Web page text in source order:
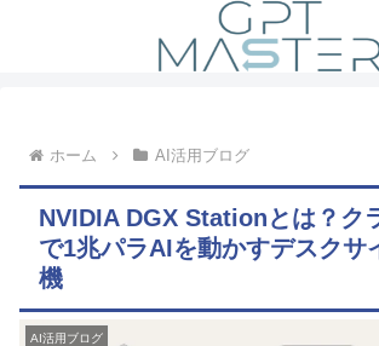
ホーム AI活用ブログ
NVIDIA DGX Stationとは？ク
で1兆パラAIを動かすデスクサ
機
AI活用ブログ